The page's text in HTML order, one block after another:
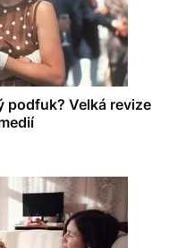
podfuk? Velká revize